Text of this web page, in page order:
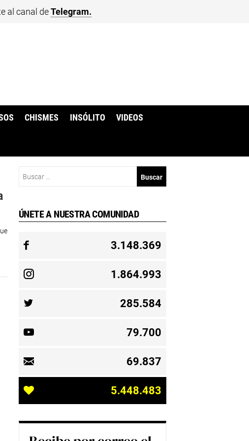
al canal deTelegram.
CHISMES INSÓLITO VIDEOS
ÚNETE A NUESTRA COMUNIDAD
3.148.369
1.864.993
285.584
79.700
69.837
5.448.483